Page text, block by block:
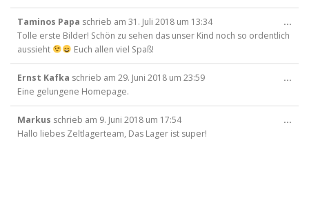
Taminos Papa schrieb am 31. Juli 2018 um 13:34
Tolle erste Bilder! Schön zu sehen das unser Kind noch so ordentlich
aussieht
Euch allen viel Spaß!
...
Ernst Kafka schrieb am 29. Juni 2018 um 23:59
Eine gelungene Homepage.
...
Markus schrieb am 9. Juni 2018 um 17:54
Hallo liebes Zeltlagerteam, Das Lager ist super!
...